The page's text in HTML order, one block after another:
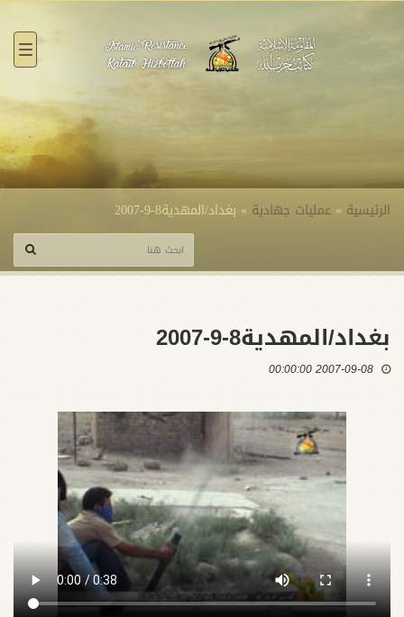
الرئيسية » عمليات جهادية » بغداد/المهدية8-9-2007
بغداد/المهدية8-9-2007
2007-09-08 00:00:00